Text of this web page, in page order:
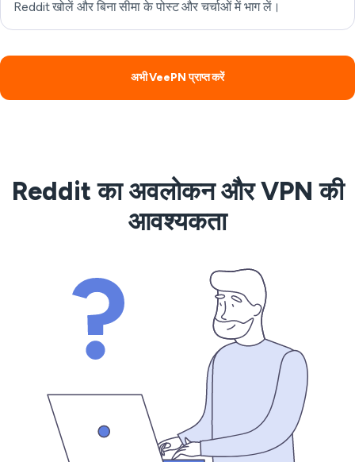
Reddit खोलें और बिना सीमा के पोस्ट और चर्चाओं में भाग लें।
अभी VeePN प्राप्त करें
Reddit का अवलोकन और VPN की
आवश्यकता